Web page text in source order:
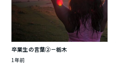
卒業生の言葉②－栃木
1年前